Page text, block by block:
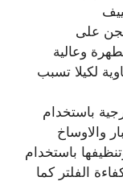
على
وعالية
لكيلا تسبب
باستخدام
والاوساخ
باستخدام
الفلتر كما